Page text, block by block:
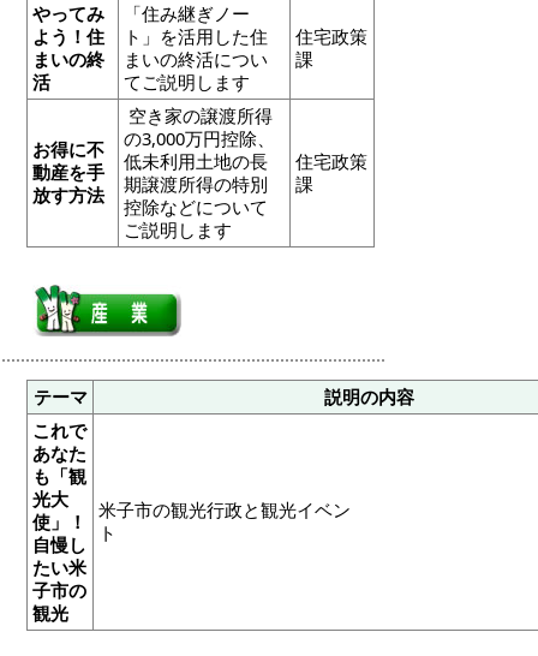
やってみ
よう！住
まいの終
活
「住み継ぎノー
ト」を活用した住
まいの終活につい
てご説明します
住宅政策
課
お得に不
動産を手
放す方法
空き家の譲渡所得
の3,000万円控除、
低未利用土地の長
期譲渡所得の特別
控除などについて
ご説明します
住宅政策
課
テーマ
説明の内容
これで
あなた
も「観
光大
使」！
自慢し
たい米
子市の
観光
米子市の観光行政と観光イベン